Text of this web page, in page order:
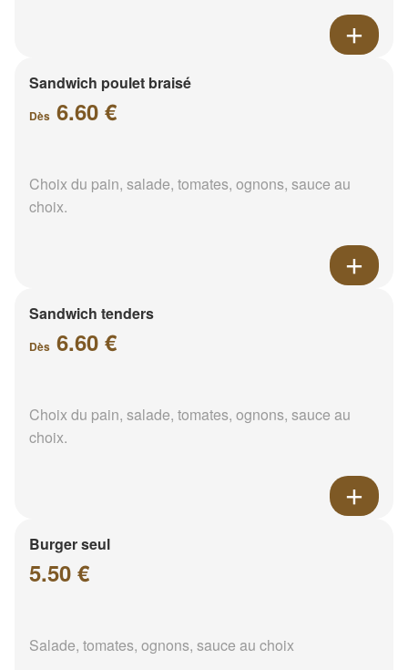
Sandwich poulet braisé
Dès 6.60 €
Choix du pain, salade, tomates, ognons, sauce au
choix.
Sandwich tenders
Dès 6.60 €
Choix du pain, salade, tomates, ognons, sauce au
choix.
Burger seul
5.50 €
Salade, tomates, ognons, sauce au choix